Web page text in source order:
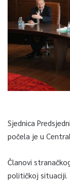
Sjednica
počela je u
Članovi
političkoj situaciji.